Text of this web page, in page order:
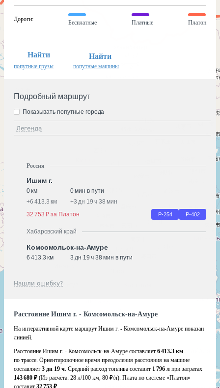
Дороги:
Бесплатные Платные Платон
Найти
попутные грузы
Найти
попутные машины
Подробный маршрут
Легенда
Показывать попутные города
Россия
Ишим г.
0 км
0 мин в пути
+6 413.3 км +3 дн 19 ч 38 мин
32 753 ₽ за Платон
Р-254 Р-402
Хабаровский край
Комсомольск-на-Амуре
6 413.3 км 3 дн 19 ч 38 мин в пути
Нашли ошибку?
Расстояние Ишим г. - Комсомольск-на-Амуре
На интерактивной карте маршрут Ишим г. - Комсомольск-на-Амуре показан
линией.
Расстояние Ишим г. - Комсомольск-на-Амуре составляет 6 413.3 км
по трассе. Ориентировочное время преодоления расстояния на машине
составляет 3 дн 19 ч. Средний расход топлива составит 1 796 л при затратах
143 680 ₽ (Из расчёта: 28 л/100 км, 80 ₽/л). Плата по системе «Платон»
составит 32 753 ₽